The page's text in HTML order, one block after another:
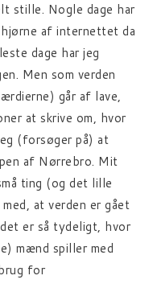
stille. Nogle dage har
af internettet da
dage har jeg
Men som verden
går af lave,
at skrive om, hvor
(forsøger på) at
af Nørrebro. Mit
ting (og det lille
at verden er gået
er så tydeligt, hvor
mænd spiller med
for